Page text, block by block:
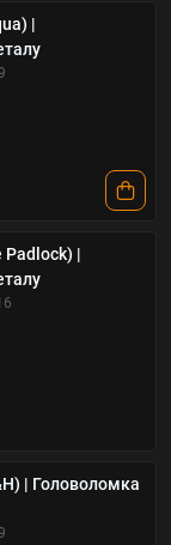
|
Padlock) |
| Головоломка